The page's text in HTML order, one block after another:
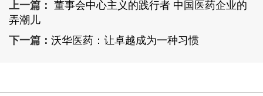
上一篇： 董事会中心主义的践行者 中国医药企业的
弄潮儿
下一篇： 沃华医药：让卓越成为一种习惯